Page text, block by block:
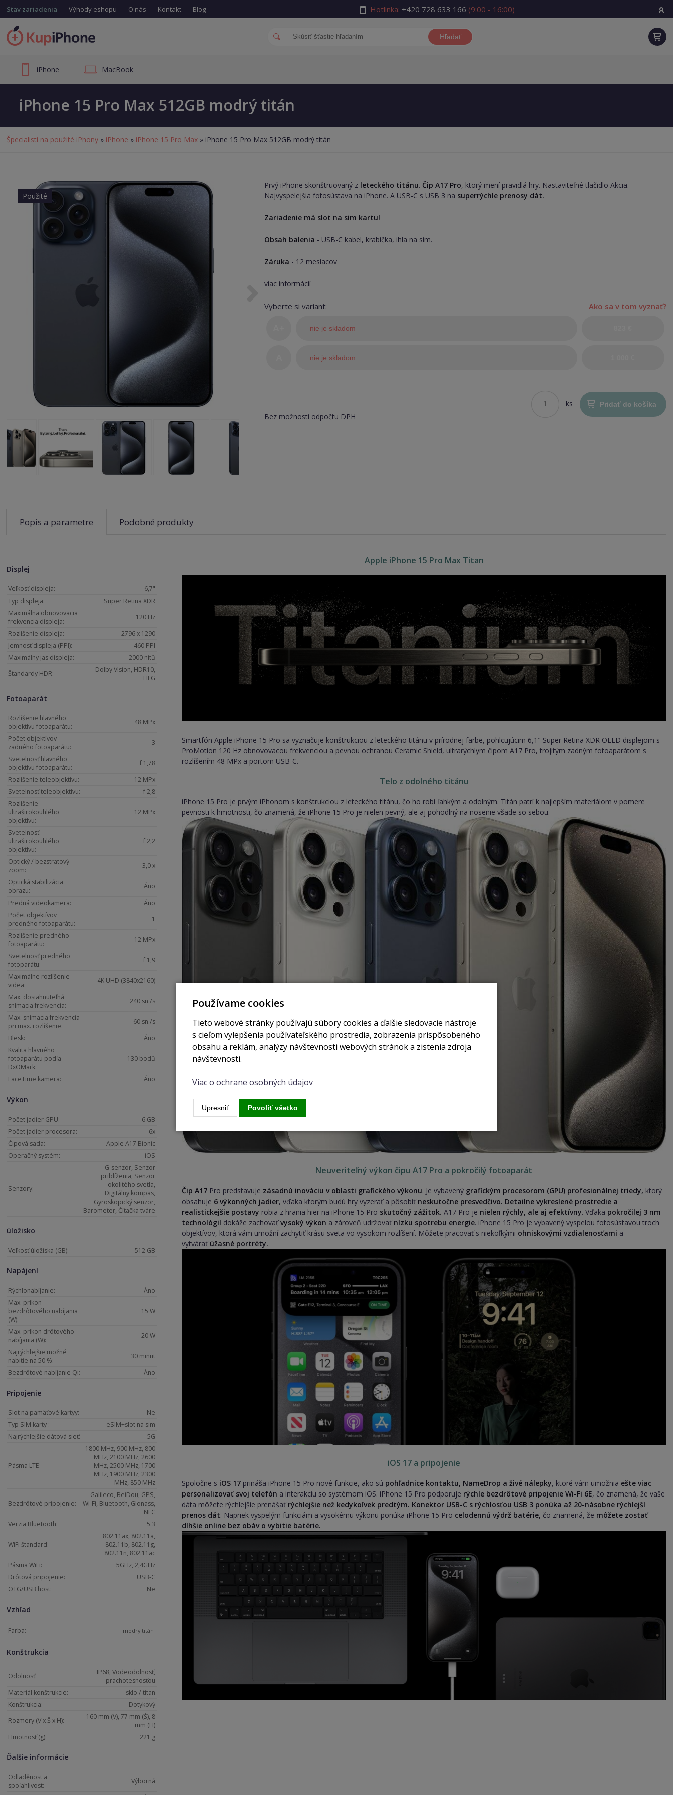
Stav zariadenia Výhody eshopu O nás Kontakt Blog Hotlinka: +420 728 633 166 (9:00 - 16:00)
Hľadať
iPhone MacBook
iPhone 15 Pro Max 512GB modrý titán
Špecialisti na použité iPhony » iPhone » iPhone 15 Pro Max » iPhone 15 Pro Max 512GB modrý titán
Použité
Prvý iPhone skonštruovaný z leteckého titánu. Čip A17 Pro, ktorý mení pravidlá hry. Nastaviteľné tlačidlo Akcia.
Najvyspelejšia fotosústava na iPhone. A USB-C s USB 3 na superrýchle prenosy dát.
Zariadenie má slot na sim kartu!
Obsah balenia - USB-C kabel, krabička, ihla na sim.
Záruka - 12 mesiacov
viac informácií
Vyberte si variant: Ako sa v tom vyznať?
nie je skladom
nie je skladom
Bez možností odpočtu DPH
ks Pridať do košíka
Popis a parametre Podobné produkty
Displej
Veľkosť displeja:
6,7"
Typ displeja:
Super Retina XDR
Maximálna obnovovacia
frekvencia displeja:
120 Hz
Rozlíšenie displeja:
2796 x 1290
Jemnosť displeja (PPI):
460 PPI
Maximálny jas displeja:
2000 nitů
Štandardy HDR:
Dolby Vision, HDR10,
HLG
Fotoaparát
Rozlíšenie hlavného
objektívu fotoaparátu:
48 MPx
Počet objektívov
zadného fotoaparátu:
3
Svetelnosť hlavného
objektívu fotoaparátu:
f 1,78
Rozlíšenie teleobjektívu:
12 MPx
Svetelnosť teleobjektívu:
f 2,8
Rozlíšenie
ultraširokouhlého
objektívu:
12 MPx
Svetelnosť
ultraširokouhlého
objektívu:
f 2,2
Optický / bezstratový
zoom:
3,0 x
Optická stabilizácia
obrazu:
Áno
Predná videokamera:
Áno
Počet objektívov
predného fotoaparátu:
1
Rozlíšenie predného
fotoaparátu:
12 MPx
Svetelnosť predného
fotoparátu:
f 1,9
Maximálne rozlíšenie
videa:
4K UHD (3840x2160)
Max. dosiahnuteľná
snímacia frekvencia:
240 sn./s
Max. snímacia frekvencia
pri max. rozlíšenie:
60 sn./s
Blesk:
Áno
Kvalita hlavného
fotoaparátu podľa
DxOMark:
130 bodů
FaceTime kamera: Áno
Výkon
Počet jadier GPU:
6 GB
Počet jadier procesora:
6x
Čipová sada:
Apple A17 Bionic
Operačný systém:
iOS
Senzory:
G-senzor, Senzor
priblíženia, Senzor
okolitého svetla,
Digitálny kompas,
Gyroskopický senzor,
Barometer, Čítačka tváre
úložisko
Veľkosť úložiska (GB): 512 GB
Napájení
Rýchlonabíjanie:
Áno
Max. príkon
bezdrôtového nabíjania
(W):
15 W
Max. príkon drôtového
nabíjania (W):
20 W
Najrýchlejšie možné
nabitie na 50 %:
30 minut
Bezdrôtové nabíjanie Qi:
Áno
Pripojenie
Slot na pamäťové kartyy:
Ne
Typ SIM karty :
eSIM+slot na sim
Najrýchlejšie dátová sieť:
5G
Pásma LTE:
1800 MHz, 900 MHz, 800
MHz, 2100 MHz, 2600
MHz, 2500 MHz, 1700
MHz, 1900 MHz, 2300
MHz, 850 MHz
Bezdrôtové pripojenie:
Galileco, BeiDou, GPS,
Wi-Fi, Bluetooth, Glonass,
NFC
Verzia Bluetooth:
5.3
WiFi štandard:
802.11ax, 802.11a,
802.11b, 802.11g,
802.11n, 802.11ac
Pásma WiFi:
5GHz, 2,4GHz
Drôtová pripojenie:
USB-C
OTG/USB host:
Ne
Vzhľad
Farba: modrý titán
Konštrukcia
Odolnosť:
IP68, Vodeodolnosť,
prachotesnosťou
Materiál konštrukcie:
sklo / titan
Konštrukcia:
Dotykový
Rozmery (V x Š x H):
160 mm (V), 77 mm (Š), 8
mm (H)
Hmotnosť (g):
221 g
Ďalšie informácie
Odladěnost a
spoľahlivost:
Výborná
Apple iPhone 15 Pro Max Titan
Smartfón Apple iPhone 15 Pro sa vyznačuje konštrukciou z leteckého titánu v prírodnej farbe, pohlcujúcim 6,1" Super Retina XDR OLED displejom s
ProMotion 120 Hz obnovovacou frekvenciou a pevnou ochranou Ceramic Shield, ultrarýchlym čipom A17 Pro, trojitým zadným fotoaparátom s
rozlíšením 48 MPx a portom USB-C.
Telo z odolného titánu
iPhone 15 Pro je prvým iPhonom s konštrukciou z leteckého titánu, čo ho robí ľahkým a odolným. Titán patrí k najlepším materiálom v pomere
pevnosti k hmotnosti, čo znamená, že iPhone 15 Pro je nielen pevný, ale aj pohodlný na nosenie všade so sebou.
Neuveriteľný výkon čipu A17 Pro a pokročilý fotoaparát
Čip A17 Pro predstavuje zásadnú inováciu v oblasti grafického výkonu. Je vybavený grafickým procesorom (GPU) profesionálnej triedy, ktorý
obsahuje 6 výkonných jadier, vďaka ktorým budú hry vyzerať a pôsobiťneskutočne presvedčivo. Detailne vykreslené prostredie a
realistickejšie postavy robia z hrania hier na iPhone 15 Pro skutočný zážitok. A17 Pro je nielen rýchly, ale aj efektívny. Vďaka pokročilej 3 nm
technológií dokáže zachovaťvysoký výkon a zároveň udržovaťnízku spotrebu energie. iPhone 15 Pro je vybavený vyspelou fotosústavou troch
objektívov, ktorá vám umožní zachytiť krásu sveta vo vysokom rozlíšení. Môžete pracovať s niekoľkými ohniskovými vzdialenosťami a
vytváraťúžasné portréty.
iOS 17 a pripojenie
Spoločne s iOS 17 prináša iPhone 15 Pro nové funkcie, ako sú pohľadnice kontaktu, NameDrop a živé nálepky, ktoré vám umožnia ešte viac
personalizovať svoj telefón a interakciu so systémom iOS. iPhone 15 Pro podporuje rýchle bezdrôtové pripojenie Wi-Fi 6E, čo znamená, že vaše
dáta môžete rýchlejšie prenášaťrýchlejšie než kedykoľvek predtým. Konektor USB-C s rýchlosťou USB 3 ponúka až 20-násobne rýchlejší
prenos dát. Napriek vyspelým funkciám a vysokému výkonu ponúka iPhone 15 Pro celodennú výdrž batérie, čo znamená, že môžete zostať
dlhšie online bez obáv o vybitie batérie.
Používame cookies
Tieto webové stránky používajú súbory cookies a ďalšie sledovacie nástroje
s cieľom vylepšenia používateľského prostredia, zobrazenia prispôsobeného
obsahu a reklám, analýzy návštevnosti webových stránok a zistenia zdroja
návštevnosti.
Viac o ochrane osobných údajov
Upresniť Povoliť všetko